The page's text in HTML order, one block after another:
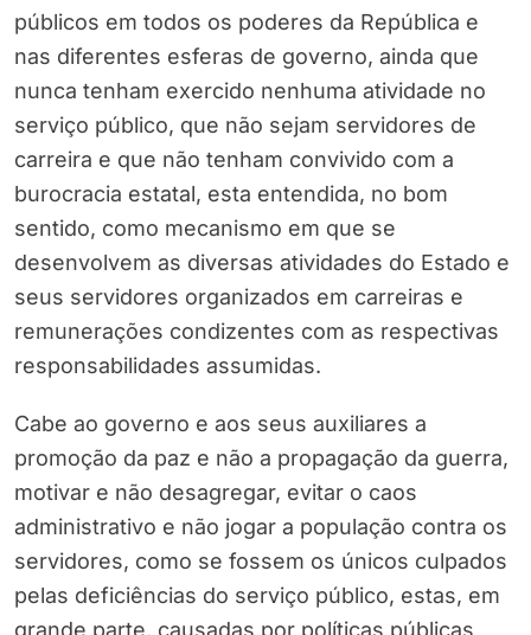
públicos em todos os poderes da República e
nas diferentes esferas de governo, ainda que
nunca tenham exercido nenhuma atividade no
serviço público, que não sejam servidores de
carreira e que não tenham convivido com a
burocracia estatal, esta entendida, no bom
sentido, como mecanismo em que se
desenvolvem as diversas atividades do Estado e
seus servidores organizados em carreiras e
remunerações condizentes com as respectivas
responsabilidades assumidas.
Cabe ao governo e aos seus auxiliares a
promoção da paz e não a propagação da guerra,
motivar e não desagregar, evitar o caos
administrativo e não jogar a população contra os
servidores, como se fossem os únicos culpados
pelas deficiências do serviço público, estas, em
grande parte, causadas por políticas públicas